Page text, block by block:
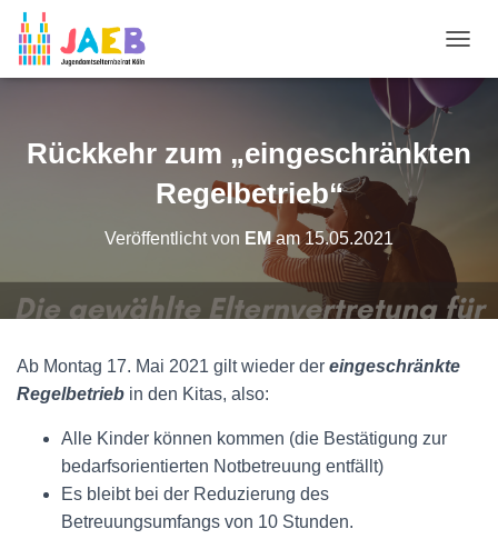
A
V
A
S
A
Rückkehr zum „eingeschränkten
Regelbetrieb“
Veröffentlicht von EMam 15.05.2021
Ab Montag 17. Mai 2021 gilt wieder der eingeschränkte
Regelbetrieb in den Kitas, also:
Alle Kinder können kommen (die Bestätigung zur
bedarfsorientierten Notbetreuung entfällt)
Es bleibt bei der Reduzierung des
Betreuungsumfangs von 10 Stunden.